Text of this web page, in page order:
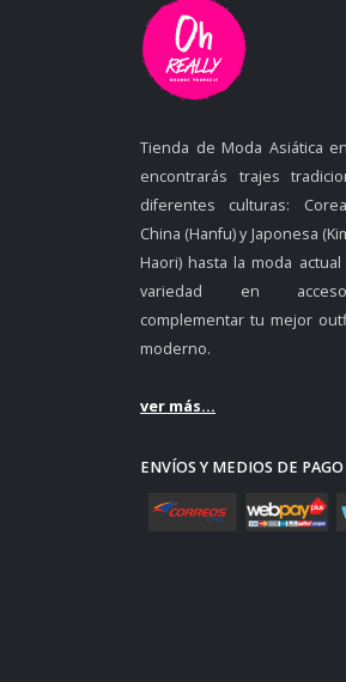
Tienda de Moda Asiática
encontrarás trajes
diferentes culturas:
China (Hanfu) y Japonesa
Haori) hasta la moda
variedad en
complementar tu mejor
moderno.
ver más...
ENVÍOS Y MEDIOS DE PAGO